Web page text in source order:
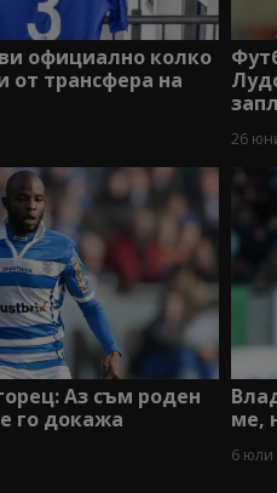
официално колко
от трансфера на
26
Аз съм роден
го докажа
ме,
6 юли